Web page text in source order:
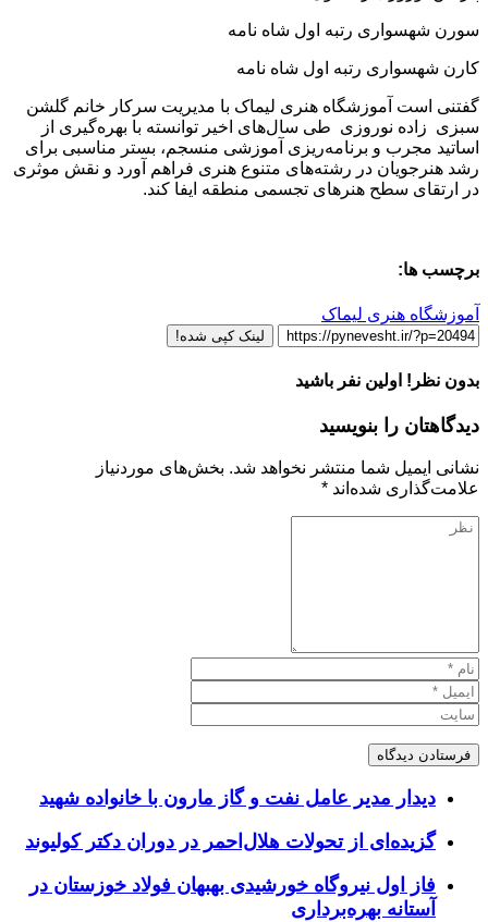
سورن شهسواری رتبه اول شاه نامه
کارن شهسواری رتبه اول شاه نامه
گفتنی است آموزشگاه هنری لیماک با مدیریت سرکار خانم گلشن
سبزی زاده نوروزی طی سال‌های اخیر توانسته با بهره‌گیری از
اساتید مجرب و برنامه‌ریزی آموزشی منسجم، بستر مناسبی برای
رشد هنرجویان در رشته‌های متنوع هنری فراهم آورد و نقش موثری
در ارتقای سطح هنرهای تجسمی منطقه ایفا کند.
برچسب ها:
آموزشگاه هنری لیماک
لینک کپی شده!
بدون نظر! اولین نفر باشید
دیدگاهتان را بنویسید
نشانی ایمیل شما منتشر نخواهد شد. بخش‌های موردنیاز
علامت‌گذاری شده‌اند *
دیدار مدیر عامل نفت و گاز مارون با خانواده شهید
گزیده‌ای از تحولات هلال‌احمر در دوران دکتر کولیوند
فاز اول نیروگاه خورشیدی بهبهان فولاد خوزستان در
آستانه بهره‌برداری